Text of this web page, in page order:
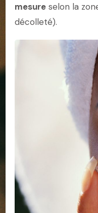
mesure selon la
décolleté).